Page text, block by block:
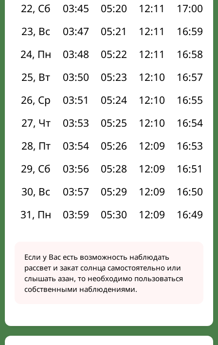
22, Сб
03:45 05:20 12:11 17:00
23, Вс
03:47 05:21 12:11 16:59
24, Пн
03:48 05:22 12:11 16:58
25, Вт
03:50 05:23 12:10 16:57
26, Ср
03:51 05:24 12:10 16:55
27, Чт
03:53 05:25 12:10 16:54
28, Пт
03:54 05:26 12:09 16:53
29, Сб
03:56 05:28 12:09 16:51
30, Вс
03:57 05:29 12:09 16:50
31, Пн
03:59 05:30 12:09 16:49
Если у Вас есть возможность наблюдать
рассвет и закат солнца самостоятельно или
слышать азан, то необходимо пользоваться
собственными наблюдениями.